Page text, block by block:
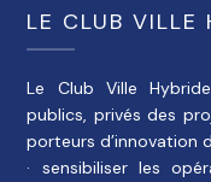
LE CLUB VILLE
Le Club Ville
publics, privés des
porteurs d’innovation
· sensibiliser les